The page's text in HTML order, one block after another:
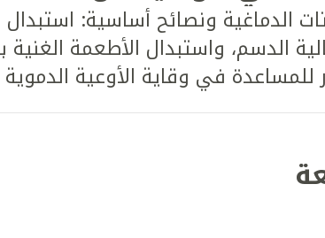
الدماغية ونصائح أساسية:
الدسم، واستبدال الأطعمة الغنية
للمساعدة في وقاية الأوعية